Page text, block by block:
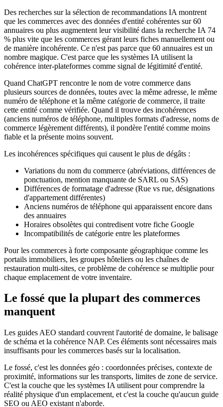
Des recherches sur la sélection de recommandations IA montrent
que les commerces avec des données d'entité cohérentes sur 60
annuaires ou plus augmentent leur visibilité dans la recherche IA 74
% plus vite que les commerces gérant leurs fiches manuellement ou
de manière incohérente. Ce n'est pas parce que 60 annuaires est un
nombre magique. C'est parce que les systèmes IA utilisent la
cohérence inter-plateformes comme signal de légitimité d'entité.
Quand ChatGPT rencontre le nom de votre commerce dans
plusieurs sources de données, toutes avec la même adresse, le même
numéro de téléphone et la même catégorie de commerce, il traite
cette entité comme vérifiée. Quand il trouve des incohérences
(anciens numéros de téléphone, multiples formats d'adresse, noms de
commerce légèrement différents), il pondère l'entité comme moins
fiable et la présente moins souvent.
Les incohérences spécifiques qui causent le plus de dégâts :
Variations du nom du commerce (abréviations, différences de
ponctuation, mention manquante de SARL ou SAS)
Différences de formatage d'adresse (Rue vs rue, désignations
d'appartement différentes)
Anciens numéros de téléphone qui apparaissent encore dans
des annuaires
Horaires obsolètes qui contredisent votre fiche Google
Incompatibilités de catégorie entre les plateformes
Pour les commerces à forte composante géographique comme les
portails immobiliers, les groupes hôteliers ou les chaînes de
restauration multi-sites, ce problème de cohérence se multiplie pour
chaque emplacement de votre inventaire.
Le fossé que la plupart des commerces
manquent
Les guides AEO standard couvrent l'autorité de domaine, le balisage
de schéma et la cohérence NAP. Ces éléments sont nécessaires mais
insuffisants pour les commerces basés sur la localisation.
Le fossé, c'est les données géo : coordonnées précises, contexte de
proximité, informations sur les transports, limites de zone de service.
C'est la couche que les systèmes IA utilisent pour comprendre la
réalité physique d'un emplacement, et c'est la couche qu'aucun guide
SEO ou AEO existant n'aborde.